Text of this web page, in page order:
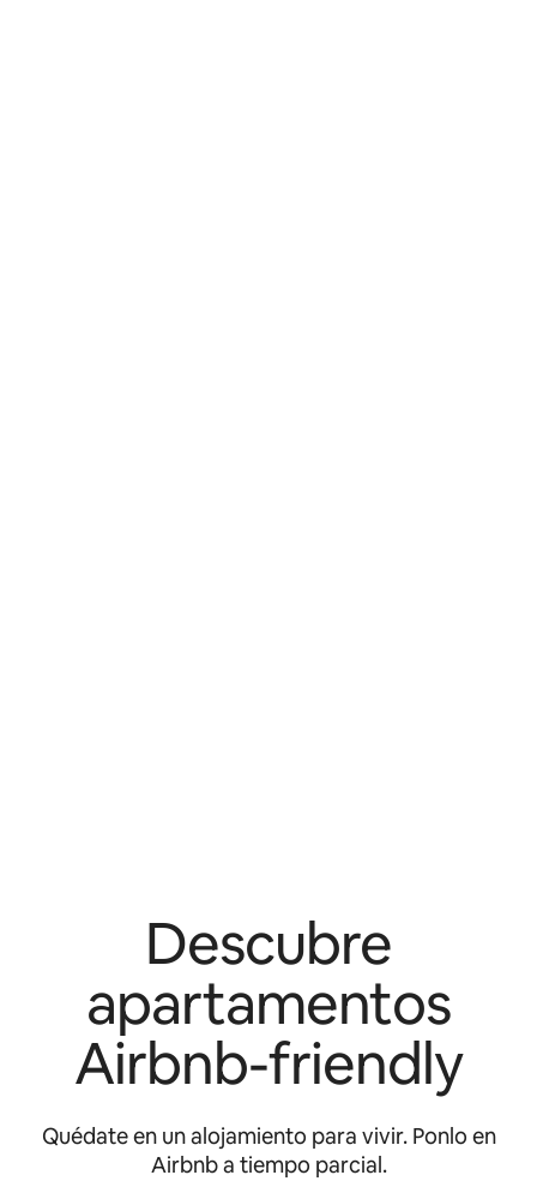
Descubre
apartamentos
Airbnb-friendly
Quédate en un alojamiento para vivir. Ponlo en
Airbnb a tiempo parcial.